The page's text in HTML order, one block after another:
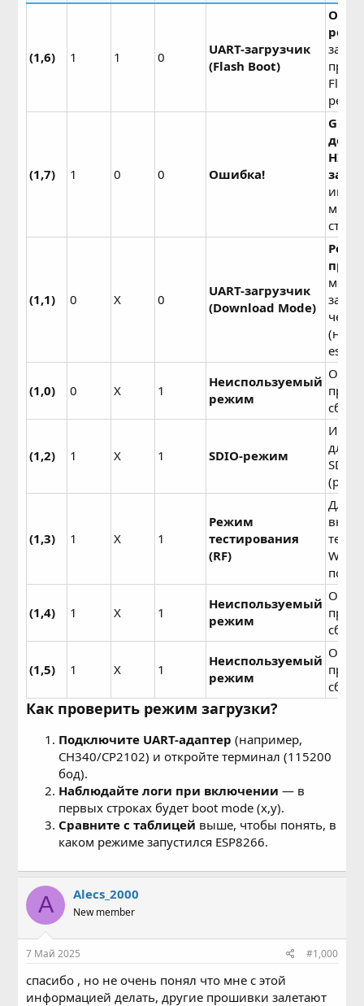
(1,6) 1 1 0
UART-загрузчик
(Flash Boot)
Flash
(1,7) 1 0 0 Ошибка!
(1,1) 0 X 0
UART-загрузчик
(Download Mode)
(1,0) 0 X 1
Неиспользуемый
режим
сбою
(1,2) 1 X 1 SDIO-режим
для
SD-
(1,3) 1 X 1
Режим
тестирования
(RF)
Для
Wi-Fi
(1,4) 1 X 1
Неиспользуемый
режим
сбою.
(1,5) 1 X 1
Неиспользуемый
режим
сбою.
Как проверить режим загрузки?
Подключите UART-адаптер (например,
CH340/CP2102) и откройте терминал (115200
бод).
Наблюдайте логи при включении — в
первых строках будет boot mode (x,y).
Сравните с таблицей выше, чтобы понять, в
каком режиме запустился ESP8266.
A Alecs_2000
New member
7 Май 2025 #1,000
спасибо , но не очень понял что мне с этой
информацией делать, другие прошивки залетают